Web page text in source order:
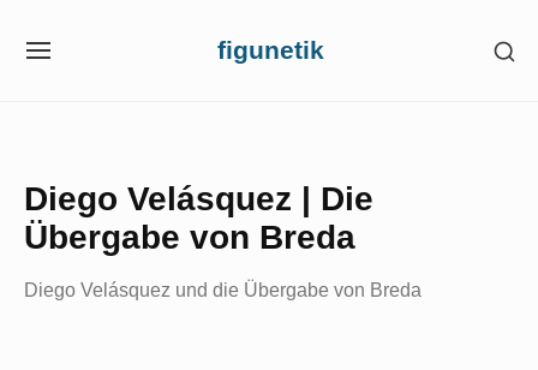
figunetik
SITE
Diego Velásquez | Die
Übergabe von Breda
Diego Velásquez und die Übergabe von Breda